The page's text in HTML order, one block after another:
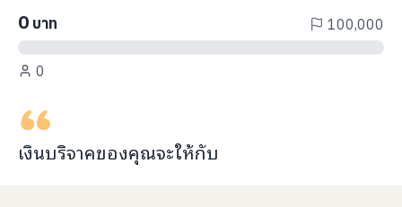
นโยบายความเป็นส่วนตัว
ภาษา: ไทย ENG
0 บาท 100,000
0
เงินบริจาคของคุณจะให้กับ